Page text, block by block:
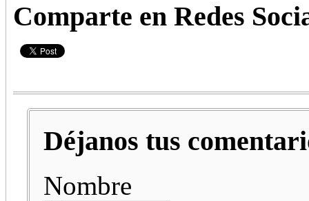
Comparte en Redes
Déjanos tus
Nombre